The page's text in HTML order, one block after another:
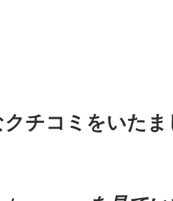
クチコミをいた